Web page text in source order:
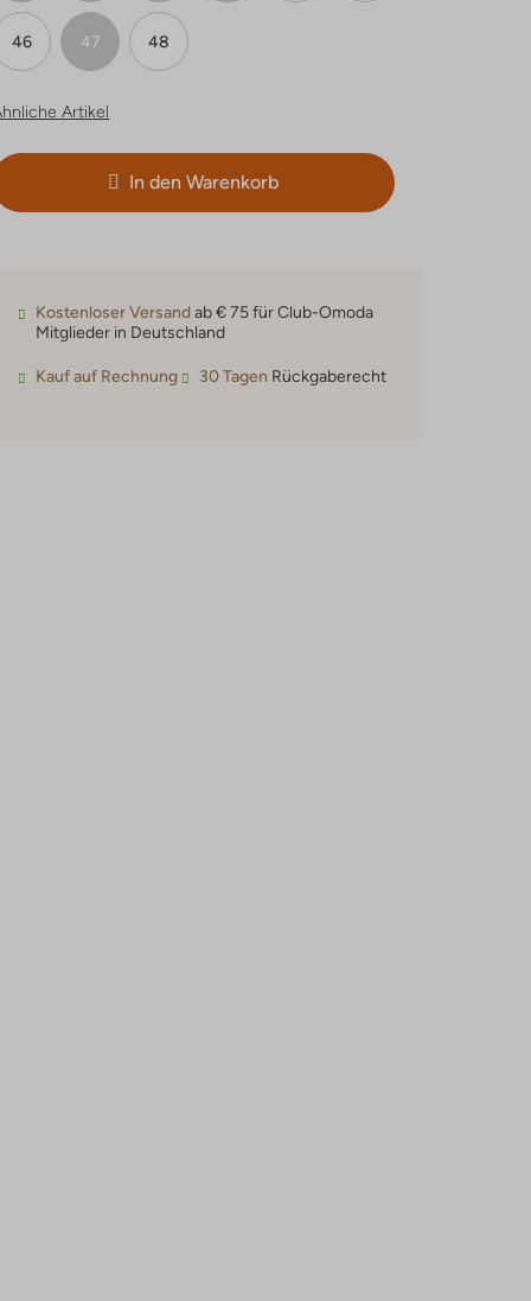
46 47 48
Artikel
In den Warenkorb
Kostenloser Versandab € 75 für Club-Omoda
Mitglieder in Deutschland
Kauf auf Rechnung 30 Tagen Rückgaberecht